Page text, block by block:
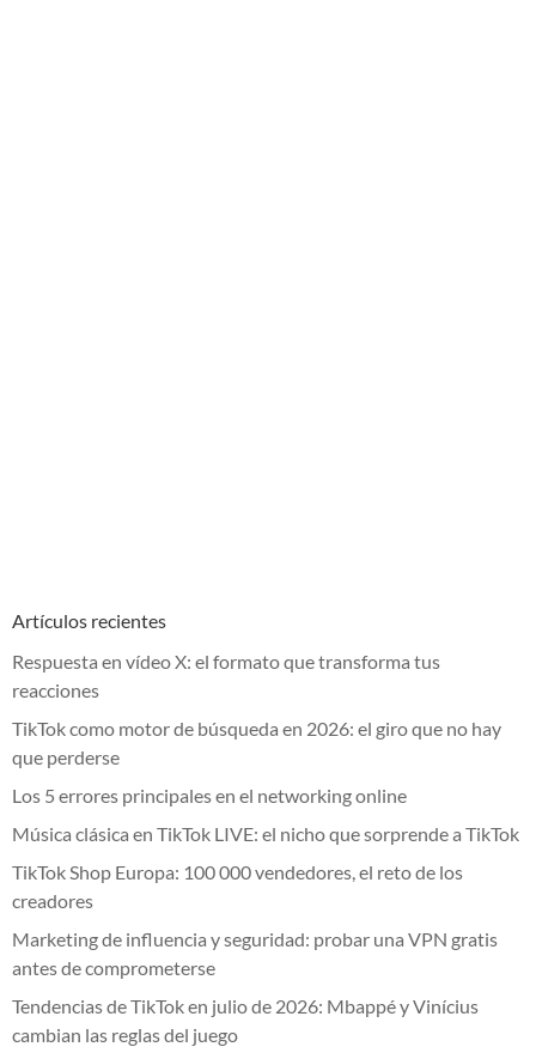
Artículos recientes
Respuesta en vídeo X: el formato que transforma tus
reacciones
TikTok como motor de búsqueda en 2026: el giro que no hay
que perderse
Los 5 errores principales en el networking online
Música clásica en TikTok LIVE: el nicho que sorprende a TikTok
TikTok Shop Europa: 100 000 vendedores, el reto de los
creadores
Marketing de influencia y seguridad: probar una VPN gratis
antes de comprometerse
Tendencias de TikTok en julio de 2026: Mbappé y Vinícius
cambian las reglas del juego